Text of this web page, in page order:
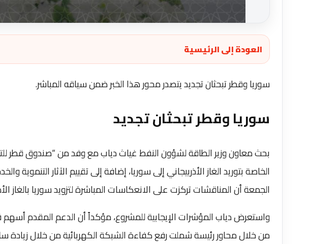
العودة إلى الرئيسية
سوريا وقطر تبحثان تجديد يتصدر محور هذا الخبر ضمن سياقه المباشر.
سوريا وقطر تبحثان تجديد
بحث معاون وزير الطاقة لشؤون النفط غياث دياب مع وفد من “صندوق قطر
الخاصة بتوريد الغاز الأذربيجاني إلى سوريا، إضافة إلى تقييم الآثار التنموية
الجمعة أن المناقشات تركزت ‏على الانعكاسات المباشرة لتزويد سوريا بالغاز
واستعرض دياب المؤشرات الإيجابية للمشروع، مؤكداً أن الدعم المقدم
من خلال محاور رئيسة شملت رفع كفاءة الشبكة الكهربائية من خلال زيادة